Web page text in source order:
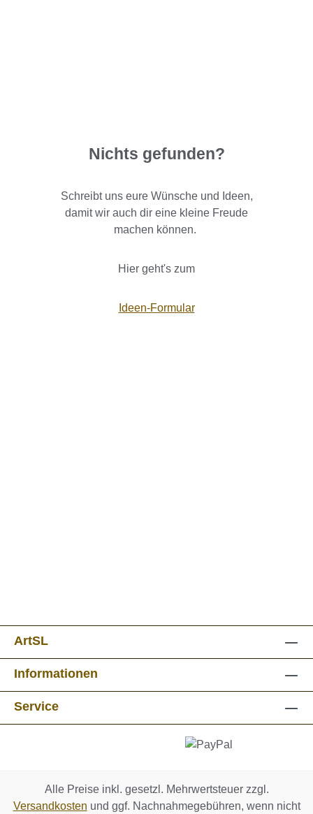
Nichts gefunden?
Schreibt uns eure Wünsche und Ideen,
damit wir auch dir eine kleine Freude
machen können.
Hier geht's zum
Ideen-Formular
ArtSL
Informationen
Service
Alle Preise inkl. gesetzl. Mehrwertsteuer zzgl.
Versandkosten und ggf. Nachnahmegebühren, wenn nicht